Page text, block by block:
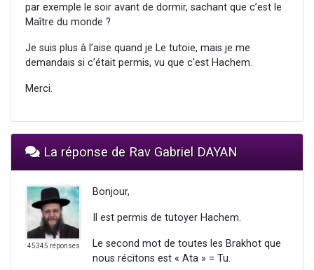
par exemple le soir avant de dormir, sachant que c’est le
Maître du monde ?
Je suis plus à l’aise quand je Le tutoie, mais je me
demandais si c’était permis, vu que c'est Hachem.
Merci.
La réponse de Rav Gabriel DAYAN
45345 réponses
Bonjour,
Il est permis de tutoyer Hachem.
Le second mot de toutes les Brakhot que
nous récitons est « Ata » = Tu.